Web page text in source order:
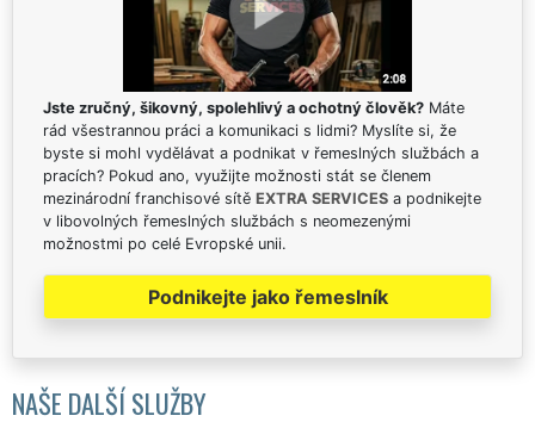
Jste zručný, šikovný, spolehlivý a ochotný člověk? Máte
rád všestrannou práci a komunikaci s lidmi? Myslíte si, že
byste si mohl vydělávat a podnikat v řemeslných službách a
pracích? Pokud ano, využijte možnosti stát se členem
mezinárodní franchisové sítě EXTRA SERVICES a podnikejte
v libovolných řemeslných službách s neomezenými
možnostmi po celé Evropské unii.
Podnikejte jako řemeslník
NAŠE DALŠÍ SLUŽBY